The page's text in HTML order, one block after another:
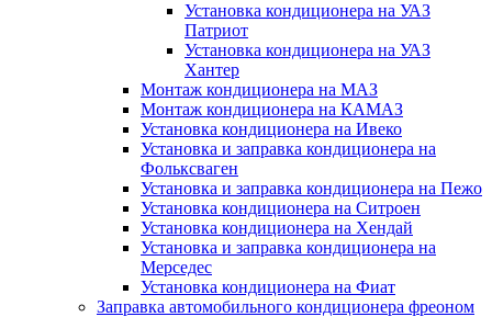
Установка кондиционера на УАЗ
Патриот
Установка кондиционера на УАЗ
Хантер
Монтаж кондиционера на МАЗ
Монтаж кондиционера на КАМАЗ
Установка кондиционера на Ивеко
Установка и заправка кондиционера на
Фольксваген
Установка и заправка кондиционера на Пежо
Установка кондиционера на Ситроен
Установка кондиционера на Хендай
Установка и заправка кондиционера на
Мерседес
Установка кондиционера на Фиат
Заправка автомобильного кондиционера фреоном